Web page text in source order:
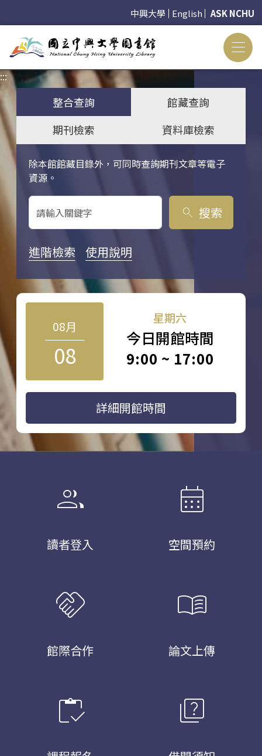
中興大學 English ASK NCHU
:::
整合查詢
館藏查詢
期刊檢索
資料庫檢索
除本館館藏目錄外，可同時查詢期刊文章等電子
資源。
關鍵字搜尋
search 搜索
進階檢索 使用說明
08月
08
星期六
今日開館時間
9:00 ~ 17:00
詳細開館時間
group
讀者登入
calendar_month
空間預約
handshake
館際合作
menu_book
論文上傳
inventory quiz